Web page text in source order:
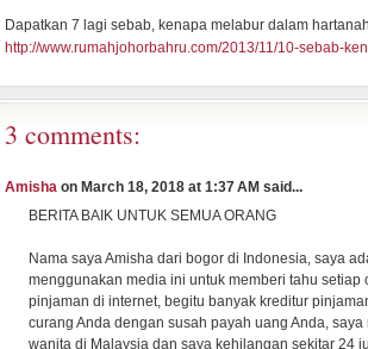
Dapatkan 7 lagi sebab, kenapa melabur dalam
http://www.rumahjohorbahru.com/2013/11/10-sebab-
3 comments:
Amisha on March 18, 2018 at 1:37 AM said...
BERITA BAIK UNTUK SEMUA ORANG
Nama saya Amisha dari bogor di Indonesia, saya
menggunakan media ini untuk memberi tahu
pinjaman di internet, begitu banyak kreditur
curang Anda dengan susah payah uang Anda,
wanita di Malaysia dan saya kehilangan sekitar 24